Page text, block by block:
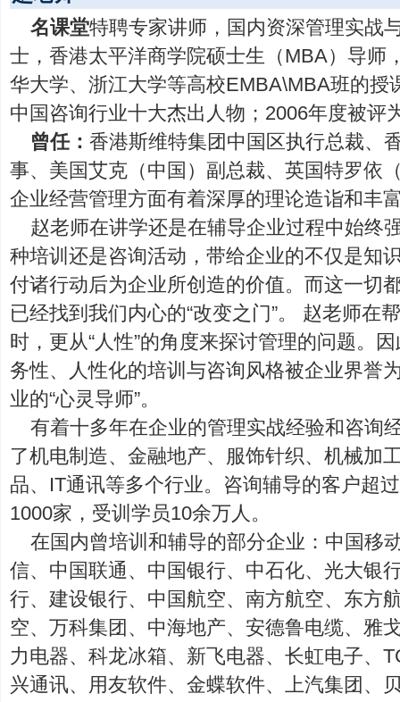
名课堂特聘专家讲师，国内资深管理实战
士，香港太平洋商学院硕士生（MBA）导师
华大学、浙江大学等高校EMBA\MBA班的授
中国咨询行业十大杰出人物；2006年度被评
曾任：香港斯维特集团中国区执行总裁、
事、美国艾克（中国）副总裁、英国特罗依
企业经营管理方面有着深厚的理论造诣和丰
赵老师在讲学还是在辅导企业过程中始终
种培训还是咨询活动，带给企业的不仅是知
付诸行动后为企业所创造的价值。而这一切
已经找到我们内心的“改变之门”。 赵老师在
时，更从“人性”的角度来探讨管理的问题。
务性、人性化的培训与咨询风格被企业界誉
业的“心灵导师”。
有着十多年在企业的管理实战经验和咨询
了机电制造、金融地产、服饰针织、机械加
品、IT通讯等多个行业。咨询辅导的客户超
1000家，受训学员10余万人。
在国内曾培训和辅导的部分企业：中国移
信、中国联通、中国银行、中石化、光大银
行、建设银行、中国航空、南方航空、东方
空、万科集团、中海地产、安德鲁电缆、雅
力电器、科龙冰箱、新飞电器、长虹电子、
兴通讯、用友软件、金蝶软件、上汽集团、